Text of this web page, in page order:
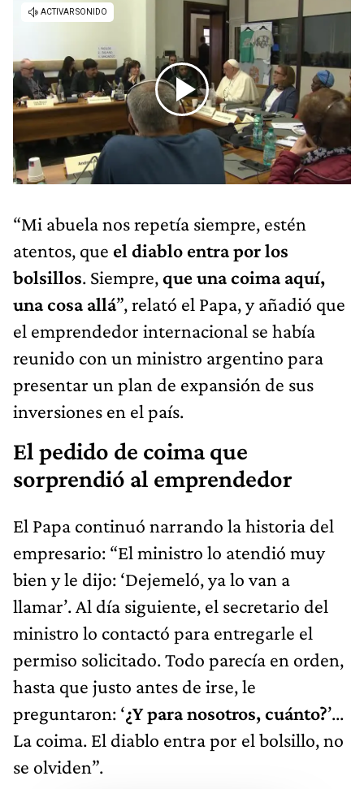
“Mi abuela nos repetía siempre, estén
atentos, que el diablo entra por los
bolsillos. Siempre, que una coima aquí,
una cosa allá”, relató el Papa, y añadió que
el emprendedor internacional se había
reunido con un ministro argentino para
presentar un plan de expansión de sus
inversiones en el país.
El pedido de coima que
sorprendió al emprendedor
El Papa continuó narrando la historia del
empresario: “El ministro lo atendió muy
bien y le dijo: ‘Dejemeló, ya lo van a
llamar’. Al día siguiente, el secretario del
ministro lo contactó para entregarle el
permiso solicitado. Todo parecía en orden,
hasta que justo antes de irse, le
preguntaron: ‘¿Y para nosotros, cuánto?’...
La coima. El diablo entra por el bolsillo, no
se olviden”.